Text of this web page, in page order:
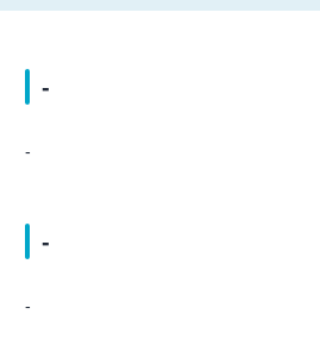
-
-
-
-